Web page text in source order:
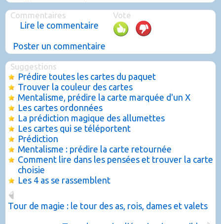
Commentaires
Lire le commentaire
Poster un commentaire
Vote
Suggestions
Prédire toutes les cartes du paquet
Trouver la couleur des cartes
Mentalisme, prédire la carte marquée d'un X
Les cartes ordonnées
La prédiction magique des allumettes
Les cartes qui se téléportent
Prédiction
Mentalisme : prédire la carte retournée
Comment lire dans les pensées et trouver la carte
choisie
Les 4 as se rassemblent
Tour de magie : le tour des as, rois, dames et valets